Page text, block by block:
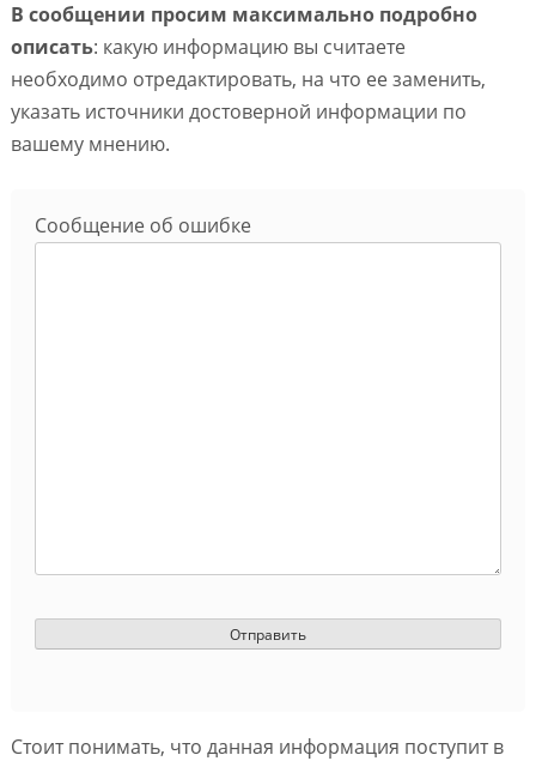
В сообщении просим максимально подробно
описать: какую информацию вы считаете
необходимо отредактировать, на что ее заменить,
указать источники достоверной информации по
вашему мнению.
Сообщение об ошибке
Стоит понимать, что данная информация поступит в